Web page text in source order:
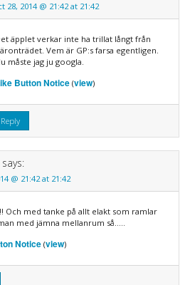
28, 2014 @ 21:42 at 21:42
äpplet verkar inte ha trillat långt från
Vem är GP:s farsa egentligen.
måste jag ju googla.
Button Notice(view)
Reply
says:
@ 21:42 at 21:42
Och med tanke på allt elakt som ramlar
med jämna mellanrum så…..
Notice(view)